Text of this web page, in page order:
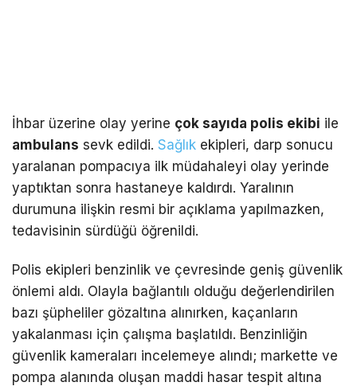
İhbar üzerine olay yerine çok sayıda polis ekibi ile
ambulans sevk edildi. Sağlık ekipleri, darp sonucu
yaralanan pompacıya ilk müdahaleyi olay yerinde
yaptıktan sonra hastaneye kaldırdı. Yaralının
durumuna ilişkin resmi bir açıklama yapılmazken,
tedavisinin sürdüğü öğrenildi.
Polis ekipleri benzinlik ve çevresinde geniş güvenlik
önlemi aldı. Olayla bağlantılı olduğu değerlendirilen
bazı şüpheliler gözaltına alınırken, kaçanların
yakalanması için çalışma başlatıldı. Benzinliğin
güvenlik kameraları incelemeye alındı; markette ve
pompa alanında oluşan maddi hasar tespit altına